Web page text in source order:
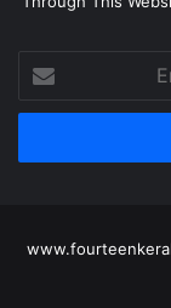
your
Email